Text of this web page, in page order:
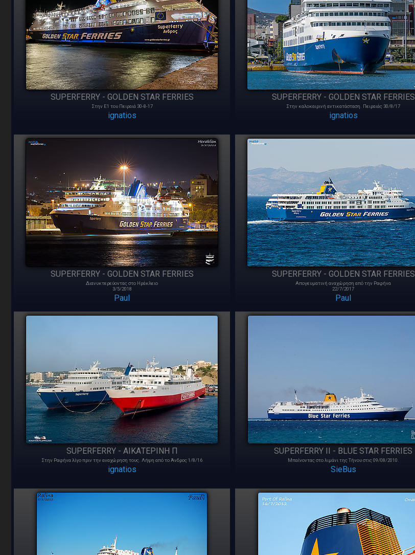
SUPERFERRY - GOLDEN STAR FERRIES
Στην Ε1 του Πειραιά 30-8-17
ignatios
SUPERFERRY - GOLDEN STAR FERRIES
Στην καλοκαιρινή αντικατάσταση. Πειραιάς 30/8/17
ignatios
SUPERFERRY - GOLDEN STAR FERRIES
Διανυκτερεύοντας στο Ηράκλειο
3/5/2018
Paul
SUPERFERRY - GOLDEN STAR FERRIES
Απογευματινή αναχώρηση από την Ραφήνα
22/7/2017
Paul
SUPERFERRY - ΑΙΚΑΤΕΡΙΝΗ Π
Στην Ραφήνα λίγο πριν την αναχώρηση τους. Λήψη από το Άνδρος 1/8/16
ignatios
SUPERFERRY II - BLUE STAR FERRIES
Μπαίνοντας στο λιμάνι της Τήνου στις 09/08/2010.
SieBus